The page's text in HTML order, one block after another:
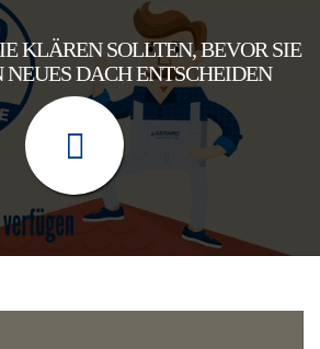
KLÄREN SOLLTEN, BEVOR SIE
NEUES DACH ENTSCHEIDEN